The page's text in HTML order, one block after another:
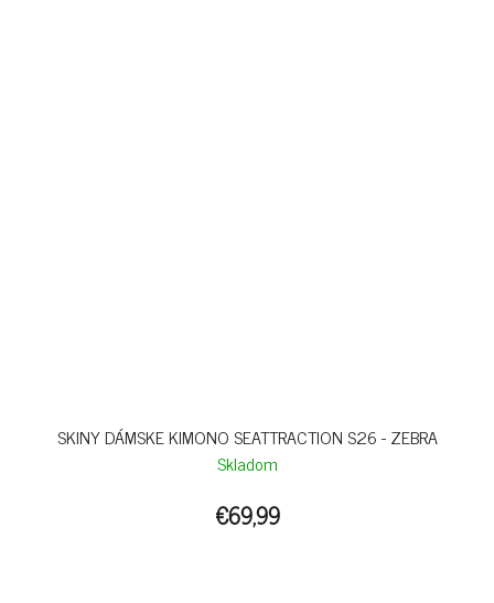
SKINY DÁMSKE KIMONO SEATTRACTION S26 - ZEBRA
Skladom
€69,99